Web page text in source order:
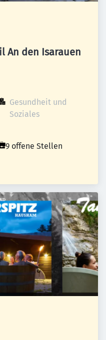
An den Isarauen
Gesundheit und
Soziales
9 offene Stellen